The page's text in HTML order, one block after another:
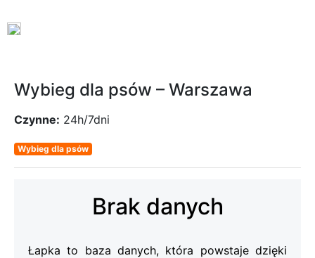
Wybieg dla psów – Warszawa
Czynne: 24h/7dni
Wybieg dla psów
Brak danych
Łapka to baza danych, która powstaje dzięki